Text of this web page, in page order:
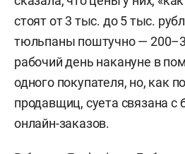
стоят от 3 тыс. до 5 тыс.
тюльпаны поштучно —
рабочий день накануне в
одного покупателя, но, как
продавщиц, суета связана
онлайн-заказов.